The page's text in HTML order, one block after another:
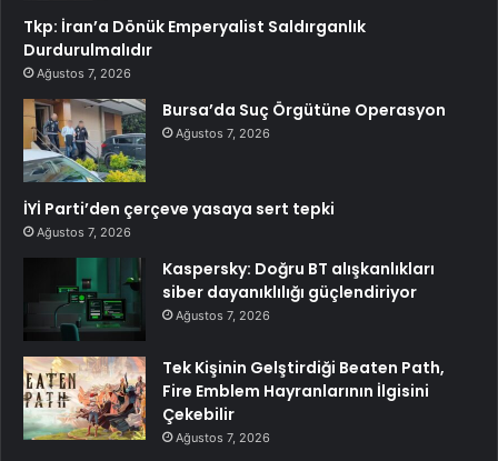
Tkp: İran’a Dönük Emperyalist Saldırganlık
Durdurulmalıdır
Ağustos 7, 2026
Bursa’da Suç Örgütüne Operasyon
Ağustos 7, 2026
İYİ Parti’den çerçeve yasaya sert tepki
Ağustos 7, 2026
Kaspersky: Doğru BT alışkanlıkları
siber dayanıklılığı güçlendiriyor
Ağustos 7, 2026
Tek Kişinin Gelştirdiği Beaten Path,
Fire Emblem Hayranlarının İlgisini
Çekebilir
Ağustos 7, 2026